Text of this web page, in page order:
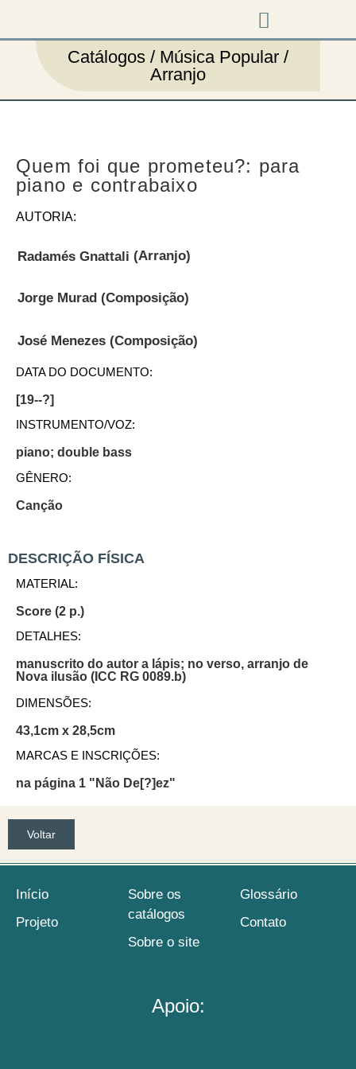
Catálogos / Música Popular /
Arranjo
Quem foi que prometeu?: para
piano e contrabaixo
AUTORIA:
Radamés Gnattali (Arranjo)
Jorge Murad (Composição)
José Menezes (Composição)
DATA DO DOCUMENTO:
[19--?]
INSTRUMENTO/VOZ:
piano; double bass
GÊNERO:
Canção
DESCRIÇÃO FÍSICA
MATERIAL:
Score (2 p.)
DETALHES:
manuscrito do autor a lápis; no verso, arranjo de
Nova ilusão (ICC RG 0089.b)
DIMENSÕES:
43,1cm x 28,5cm
MARCAS E INSCRIÇÕES:
na página 1 "Não De[?]ez"
Voltar
Início
Projeto
Sobre os
catálogos
Sobre o site
Glossário
Contato
Apoio: